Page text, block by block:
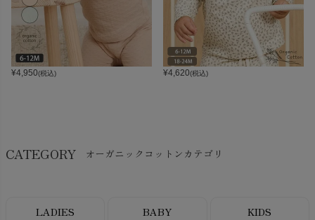
¥4,950(税込) ¥4,620(税込)
CATEGORY オーガニックコットンカテゴリ
LADIES BABY KIDS